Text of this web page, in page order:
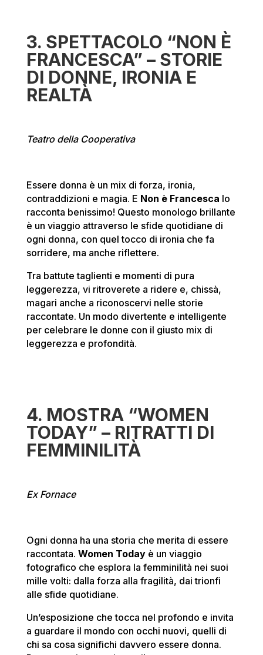
3. SPETTACOLO “NON È
FRANCESCA” – STORIE
DI DONNE, IRONIA E
REALTÀ
Teatro della Cooperativa
Essere donna è un mix di forza, ironia,
contraddizioni e magia. E Non è Francesca lo
racconta benissimo! Questo monologo brillante
è un viaggio attraverso le sfide quotidiane di
ogni donna, con quel tocco di ironia che fa
sorridere, ma anche riflettere.
Tra battute taglienti e momenti di pura
leggerezza, vi ritroverete a ridere e, chissà,
magari anche a riconoscervi nelle storie
raccontate. Un modo divertente e intelligente
per celebrare le donne con il giusto mix di
leggerezza e profondità.
4. MOSTRA “WOMEN
TODAY” – RITRATTI DI
FEMMINILITÀ
Ex Fornace
Ogni donna ha una storia che merita di essere
raccontata. Women Todayè un viaggio
fotografico che esplora la femminilità nei suoi
mille volti: dalla forza alla fragilità, dai trionfi
alle sfide quotidiane.
Un’esposizione che tocca nel profondo e invita
a guardare il mondo con occhi nuovi, quelli di
chi sa cosa significhi davvero essere donna.